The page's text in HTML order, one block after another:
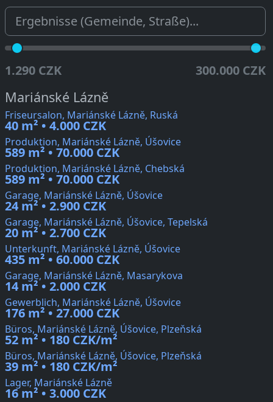
1.290 CZK 300.000 CZK
Mariánské Lázně
Friseursalon, Mariánské Lázně, Ruská
40 m² • 4.000 CZK
Produktion, Mariánské Lázně, Úšovice
589 m² • 70.000 CZK
Produktion, Mariánské Lázně, Chebská
589 m² • 70.000 CZK
Garage, Mariánské Lázně, Úšovice
24 m² • 2.900 CZK
Garage, Mariánské Lázně, Úšovice, Tepelská
20 m² • 2.700 CZK
Unterkunft, Mariánské Lázně, Úšovice
435 m² • 60.000 CZK
Garage, Mariánské Lázně, Masarykova
14 m² • 2.000 CZK
Gewerblich, Mariánské Lázně, Úšovice
176 m² • 27.000 CZK
Büros, Mariánské Lázně, Úšovice, Plzeňská
52 m² • 180 CZK/m²
Büros, Mariánské Lázně, Úšovice, Plzeňská
39 m² • 180 CZK/m²
Lager, Mariánské Lázně
16 m² • 3.000 CZK